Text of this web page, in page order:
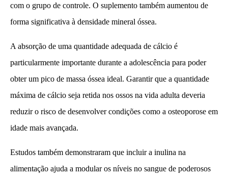
com o grupo de controle. O suplemento também aumentou de
forma significativa à densidade mineral óssea.
A absorção de uma quantidade adequada de cálcio é
particularmente importante durante a adolescência para poder
obter um pico de massa óssea ideal. Garantir que a quantidade
máxima de cálcio seja retida nos ossos na vida adulta deveria
reduzir o risco de desenvolver condições como a osteoporose em
idade mais avançada.
Estudos também demonstraram que incluir a inulina na
alimentação ajuda a modular os níveis no sangue de poderosos